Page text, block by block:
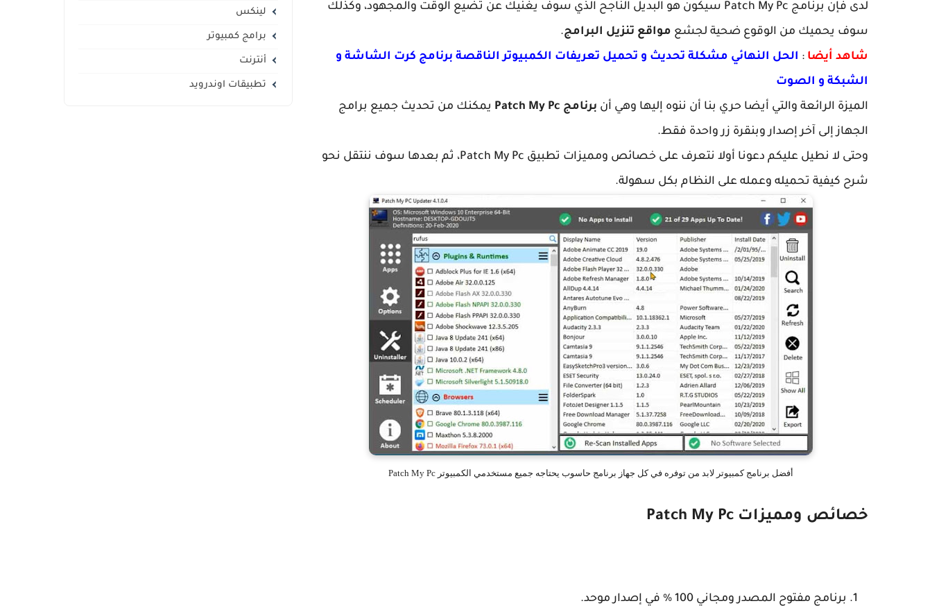
لدى فإن برنامج Patch My Pc سيكون هو البديل الناجح الذي سوف يغنيك عن تضيع الوقت والمجهود، وكذلك
سوف يحميك من الوقوع ضحية لجشع مواقع تنزيل البرامج.
شاهد أيضا : الحل النهائي مشكلة تحديث و تحميل تعريفات الكمبيوتر الناقصة برنامج كرت الشاشة و
الشبكة و الصوت
الميزة الرائعة والتي أيضا حري بنا أن ننوه إليها وهي أن برنامج Patch My Pc
يمكنك من تحديث جميع برامج
الجهاز إلى آخر إصدار وبنقرة زر واحدة فقط.
وحتى لا نطيل عليكم دعونا أولا نتعرف على خصائص ومميزات تطبيق Patch My Pc، ثم بعدها سوف ننتقل نحو
شرح كيفية تحميله وعمله على النظام بكل سهولة.
أفضل برنامج كمبيوتر لابد من توفره في كل جهاز برنامج حاسوب يحتاجه جميع مستخدمي الكمبيوتر Patch My Pc
خصائص ومميزات Patch My Pc
برنامج مفتوح المصدر ومجاني 100 % في إصدار موحد.
لينكس
برامج كمبيوتر
أنترنت
تطبيقات اوندرويد